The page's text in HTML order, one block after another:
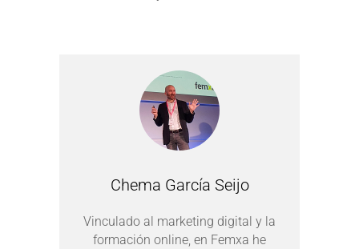
Chema García Seijo
Vinculado al marketing digital y la
formación online, en Femxa he